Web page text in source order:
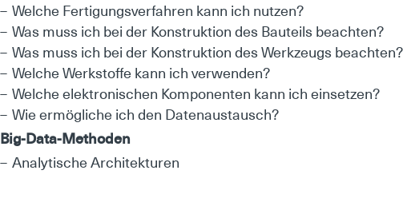
Wel­che Fer­ti­gungs­ver­fah­ren kann ich nut­zen?
Was muss ich bei der Kon­struk­ti­on des Bau­teils be­ach­ten?
Was muss ich bei der Kon­struk­ti­on des Werk­zeugs be­ach­ten?
Wel­che Werk­stof­fe kann ich ver­wen­den?
Wel­che elek­tro­ni­schen Kom­po­nen­ten kann ich ein­set­zen?
Wie er­mög­li­che ich den Da­ten­aus­tausch?
Big-Da­ta-Me­tho­den
Ana­ly­ti­sche Ar­chi­tek­tu­ren